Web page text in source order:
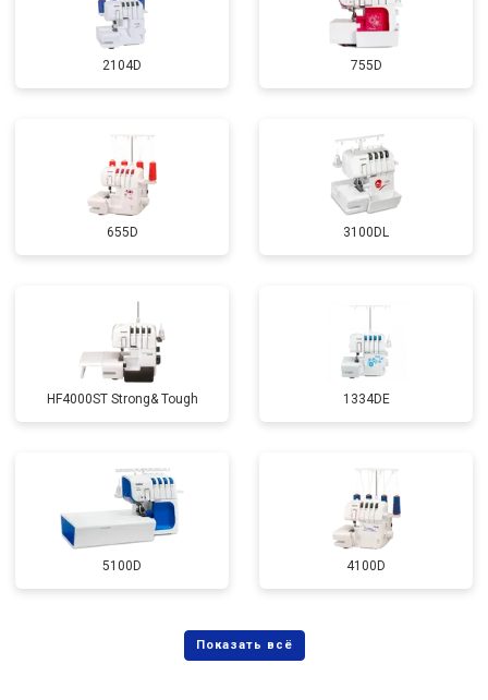
2104D 755D
655D 3100DL
HF4000ST Strong& Tough 1334DE
5100D 4100D